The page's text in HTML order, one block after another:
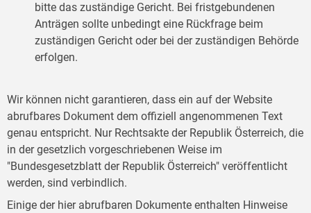
bitte das zuständige Gericht. Bei fristgebundenen
Anträgen sollte unbedingt eine Rückfrage beim
zuständigen Gericht oder bei der zuständigen Behörde
erfolgen.
Wir können nicht garantieren, dass ein auf der Website
abrufbares Dokument dem offiziell angenommenen Text
genau entspricht. Nur Rechtsakte der Republik Österreich, die
in der gesetzlich vorgeschriebenen Weise im
"Bundesgesetzblatt der Republik Österreich" veröffentlicht
werden, sind verbindlich.
Einige der hier abrufbaren Dokumente enthalten Hinweise